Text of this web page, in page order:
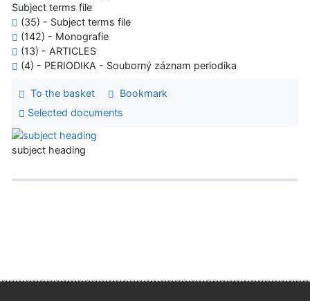
Subject terms file
(35) - Subject terms file
(142) - Monografie
(13) - ARTICLES
(4) - PERIODIKA - Souborný záznam periodika
To the basket
Bookmark
Selected documents
subject heading